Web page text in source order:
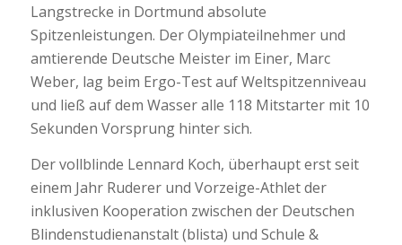
Langstrecke in Dortmund absolute
Spitzenleistungen. Der Olympiateilnehmer und
amtierende Deutsche Meister im Einer, Marc
Weber, lag beim Ergo-Test auf Weltspitzenniveau
und ließ auf dem Wasser alle 118 Mitstarter mit 10
Sekunden Vorsprung hinter sich.
Der vollblinde Lennard Koch, überhaupt erst seit
einem Jahr Ruderer und Vorzeige-Athlet der
inklusiven Kooperation zwischen der Deutschen
Blindenstudienanstalt (blista) und Schule &